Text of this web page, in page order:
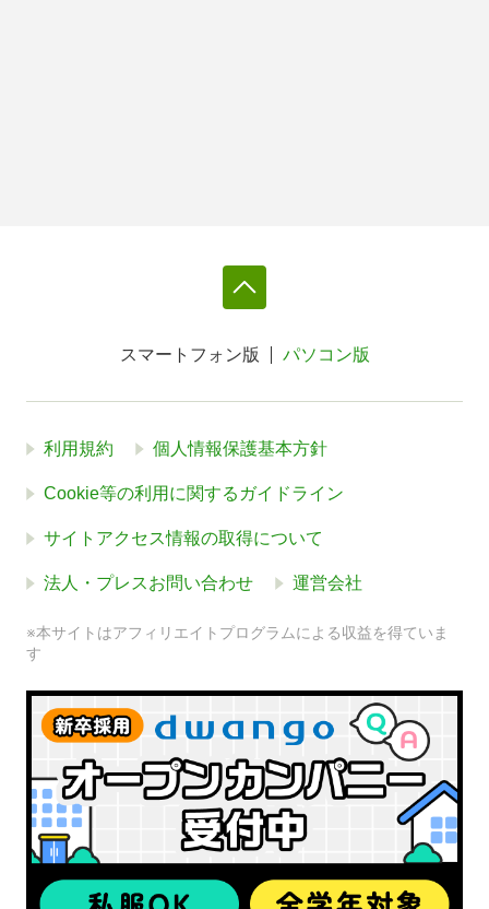
スマートフォン版 パソコン版
利用規約 個人情報保護基本方針
Cookie等の利用に関するガイドライン
サイトアクセス情報の取得について
法人・プレスお問い合わせ 運営会社
※本サイトはアフィリエイトプログラムによる収益を得ていま
す